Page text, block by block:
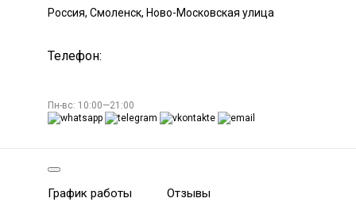
Россия, Смоленск, Ново-Московская улица
Телефон:
Пн-вс: 10:00—21:00
График работы Отзывы